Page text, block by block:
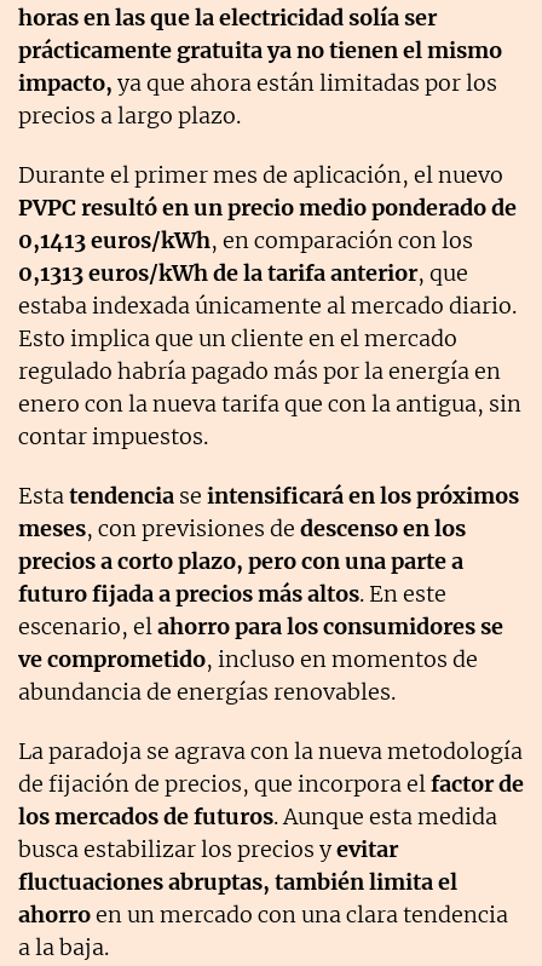
horas en las que la electricidad solía ser
prácticamente gratuita ya no tienen el mismo
impacto, ya que ahora están limitadas por los
precios a largo plazo.
Durante el primer mes de aplicación, el nuevo
PVPC resultó en un precio medio ponderado de
0,1413 euros/kWh, en comparación con los
0,1313 euros/kWh de la tarifa anterior, que
estaba indexada únicamente al mercado diario.
Esto implica que un cliente en el mercado
regulado habría pagado más por la energía en
enero con la nueva tarifa que con la antigua, sin
contar impuestos.
Estatendencia se intensificará en los próximos
meses, con previsiones de descenso en los
precios a corto plazo, pero con una parte a
futuro fijada a precios más altos. En este
escenario, elahorro para los consumidores se
ve comprometido, incluso en momentos de
abundancia de energías renovables.
La paradoja se agrava con la nueva metodología
de fijación de precios, que incorpora elfactor de
los mercados de futuros. Aunque esta medida
busca estabilizar los precios yevitar
fluctuaciones abruptas, también limita el
ahorroen un mercado con una clara tendencia
a la baja.